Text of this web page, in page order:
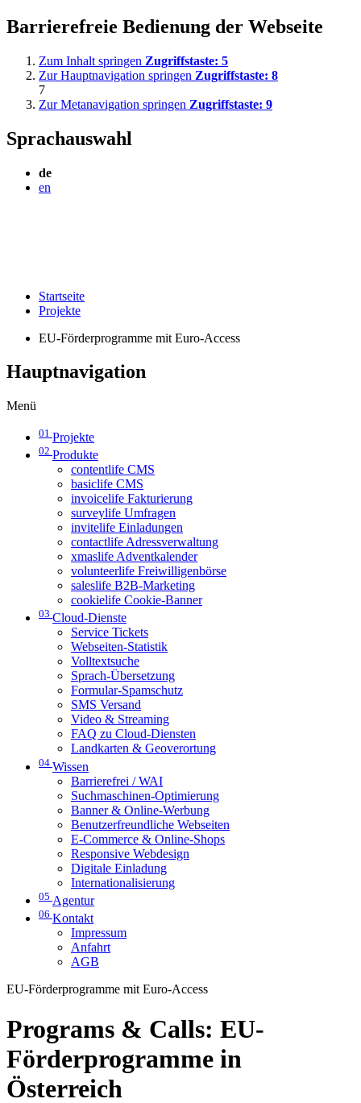
Barrierefreie Bedienung der Webseite
Zum Inhalt springen Zugriffstaste: 5
Zur Hauptnavigation springen Zugriffstaste: 8
7
Zur Metanavigation springen Zugriffstaste: 9
Sprachauswahl
de
en
Startseite
Projekte
EU-Förderprogramme mit Euro-Access
Hauptnavigation
Menü
01 Projekte
02 Produkte
contentlife CMS
basiclife CMS
invoicelife Fakturierung
surveylife Umfragen
invitelife Einladungen
contactlife Adressverwaltung
xmaslife Adventkalender
volunteerlife Freiwilligenbörse
saleslife B2B-Marketing
cookielife Cookie-Banner
03 Cloud-Dienste
Service Tickets
Webseiten-Statistik
Volltextsuche
Sprach-Übersetzung
Formular-Spamschutz
SMS Versand
Video & Streaming
FAQ zu Cloud-Diensten
Landkarten & Geoverortung
04 Wissen
Barrierefrei / WAI
Suchmaschinen-Optimierung
Banner & Online-Werbung
Benutzerfreundliche Webseiten
E-Commerce & Online-Shops
Responsive Webdesign
Digitale Einladung
Internationalisierung
05 Agentur
06 Kontakt
Impressum
Anfahrt
AGB
EU-Förderprogramme mit Euro-Access
Programs & Calls: EU-
Förderprogramme in
Österreich